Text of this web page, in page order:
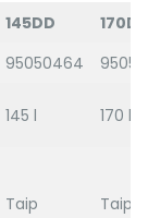
145DD
95050464
145 l 170 l
Taip Taip